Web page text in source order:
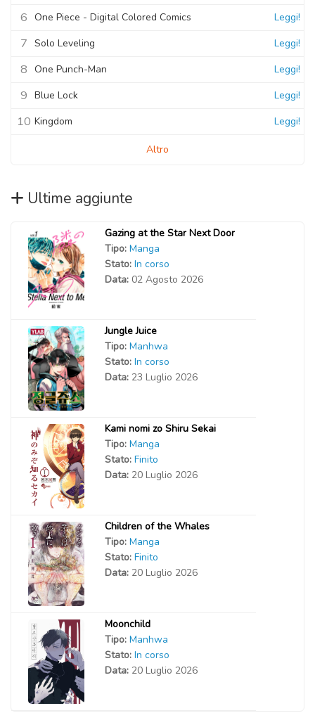
6 One Piece - Digital Colored Comics Leggi!
7 Solo Leveling Leggi!
8 One Punch-Man Leggi!
9 Blue Lock Leggi!
10 Kingdom Leggi!
Altro
Ultime aggiunte
Gazing at the Star Next Door
Tipo: Manga
Stato: In corso
Data: 02 Agosto 2026
Jungle Juice
Tipo: Manhwa
Stato: In corso
Data: 23 Luglio 2026
Kami nomi zo Shiru Sekai
Tipo: Manga
Stato: Finito
Data: 20 Luglio 2026
Children of the Whales
Tipo: Manga
Stato: Finito
Data: 20 Luglio 2026
Moonchild
Tipo: Manhwa
Stato: In corso
Data: 20 Luglio 2026